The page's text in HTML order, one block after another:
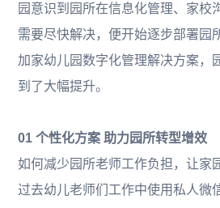
园意识到园所在信息化管理、家校
需要尽快解决，便开始逐步部署园
加家幼儿园数字化管理解决方案，
到了大幅提升。
01 个性化方案 助力园所转型增效
如何减少园所老师工作负担，让家
过去幼儿老师们工作中使用私人微